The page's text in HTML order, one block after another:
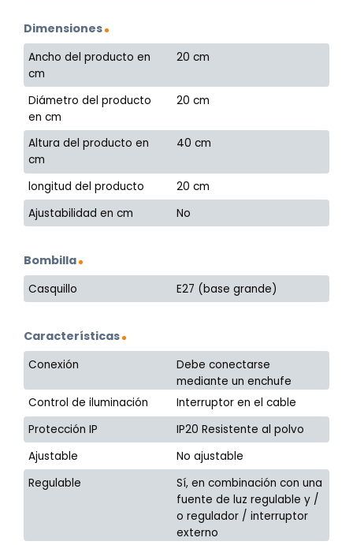
Dimensiones
Ancho del producto en
cm
20 cm
Diámetro del producto
en cm
20 cm
Altura del producto en
cm
40 cm
longitud del producto
20 cm
Ajustabilidad en cm
No
Bombilla
Casquillo E27 (base grande)
Características
Conexión
Debe conectarse
mediante un enchufe
Control de iluminación
Interruptor en el cable
Protección IP
IP20 Resistente al polvo
Ajustable
No ajustable
Regulable
Sí, en combinación con una
fuente de luz regulable y /
o regulador / interruptor
externo